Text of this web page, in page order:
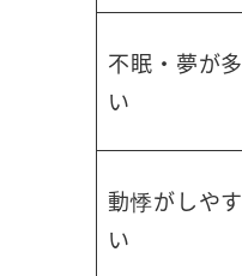
不眠・夢が多
い
動悸がしやす
い